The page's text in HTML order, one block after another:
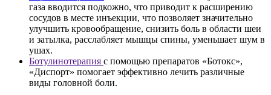
газа вводится подкожно, что приводит к расширению
сосудов в месте инъекции, что позволяет значительно
улучшить кровообращение, снизить боль в области шеи
и затылка, расслабляет мышцы спины, уменьшает шум в
ушах.
Ботулинотерапия с помощью препаратов «Ботокс»,
«Диспорт» помогает эффективно лечить различные
виды головной боли.